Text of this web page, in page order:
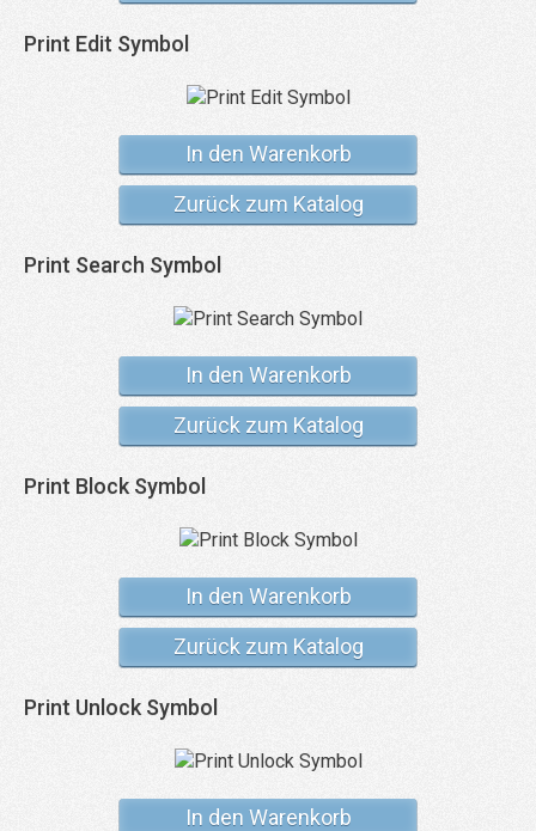
Print Edit Symbol
In den Warenkorb
Zurück zum Katalog
Print Search Symbol
In den Warenkorb
Zurück zum Katalog
Print Block Symbol
In den Warenkorb
Zurück zum Katalog
Print Unlock Symbol
In den Warenkorb